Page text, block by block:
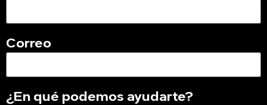
Correo
¿En qué podemos ayudarte?